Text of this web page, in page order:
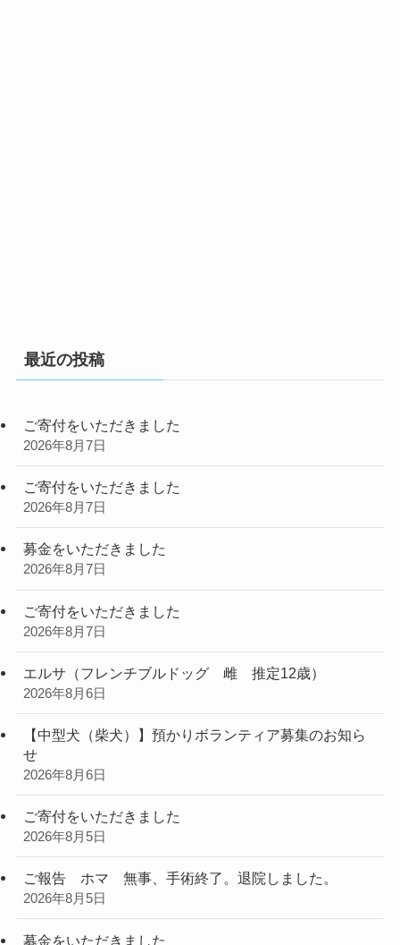
最近の投稿
ご寄付をいただきました
2026年8月7日
ご寄付をいただきました
2026年8月7日
募金をいただきました
2026年8月7日
ご寄付をいただきました
2026年8月7日
エルサ（フレンチブルドッグ 雌 推定12歳）
2026年8月6日
【中型犬（柴犬）】預かりボランティア募集のお知ら
せ
2026年8月6日
ご寄付をいただきました
2026年8月5日
ご報告 ホマ 無事、手術終了。退院しました。
2026年8月5日
募金をいただきました